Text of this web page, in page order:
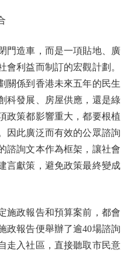
造車，而是一項貼地、廣
會利益而制訂的宏觀計劃。
關係到香港未來五年的民生
科發展、房屋供應，還是綠
政策都影響重大，都要根植
因此廣泛而有效的公眾諮詢
諮詢文本作為框架，讓社會
言獻策，避免政策最終變成
政報告和預算案前，都會
政報告便舉辦了逾40場諮詢
走入社區，直接聽取市民意